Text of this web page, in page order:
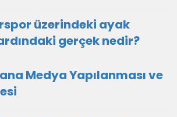
üzerindeki ayak
gerçek nedir?
Medya Yapılanması ve